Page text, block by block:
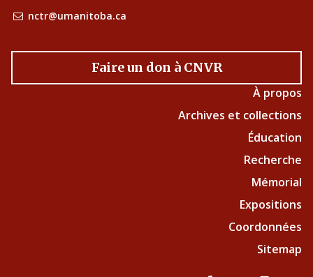
nctr@umanitoba.ca
Faire un don à CNVR
À propos
Archives et collections
Éducation
Recherche
Mémorial
Expositions
Coordonnées
Sitemap